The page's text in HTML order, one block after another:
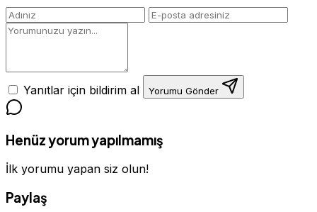
Yanıtlar için bildirim al Yorumu Gönder
Henüz yorum yapılmamış
İlk yorumu yapan siz olun!
Paylaş